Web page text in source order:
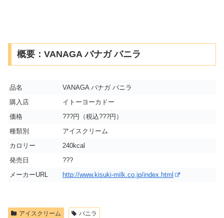
概要：VANAGA バナガ バニラ
品名
VANAGA バナガ バニラ
購入店
イトーヨーカドー
価格
???円（税込???円）
種類別
アイスクリーム
カロリー
240kcal
発売日
???
メーカーURL
http://www.kisuki-milk.co.jp/index.html
アイスクリーム バニラ